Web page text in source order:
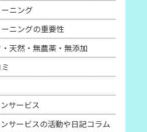
ニング
ニングの重要性
天然・無農薬・無添加
サービス
サービスの活動や日記コラム